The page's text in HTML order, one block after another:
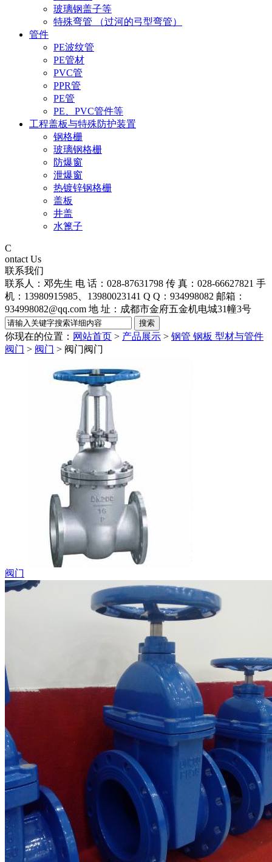
玻璃钢盖子等
特殊弯管 （过河的弓型弯管）
管件
PE波纹管
PE管材
PVC管
PPR管
PE管
PE、PVC管件等
工程盖板与特殊防护装置
钢格栅
玻璃钢格栅
防爆窗
泄爆窗
热镀锌钢格栅
盖板
井盖
水篦子
C
ontact Us
联系我们
联系人：邓先生 电 话：028-87631798 传 真：028-66627821 手
机：13980915985、13980023141 Q Q：934998082 邮箱：
934998082@qq.com 地 址：成都市金府五金机电城31幢3号
你现在的位置： 网站首页 > 产品展示 > 钢管 钢板 型材与管件
阀门 > 阀门 > 阀门阀门
阀门